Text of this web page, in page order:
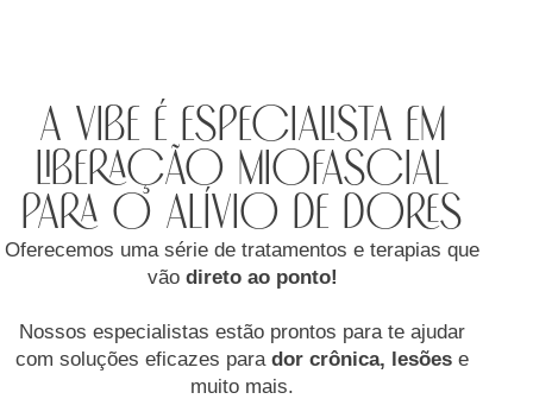
A vibe é especialista em
liberação miofascial
para o alívio de dores
Oferecemos uma série de tratamentos e terapias que
vão direto ao ponto!
Nossos especialistas estão prontos para te ajudar
com soluções eficazes parador crônica, lesõese
muito mais.